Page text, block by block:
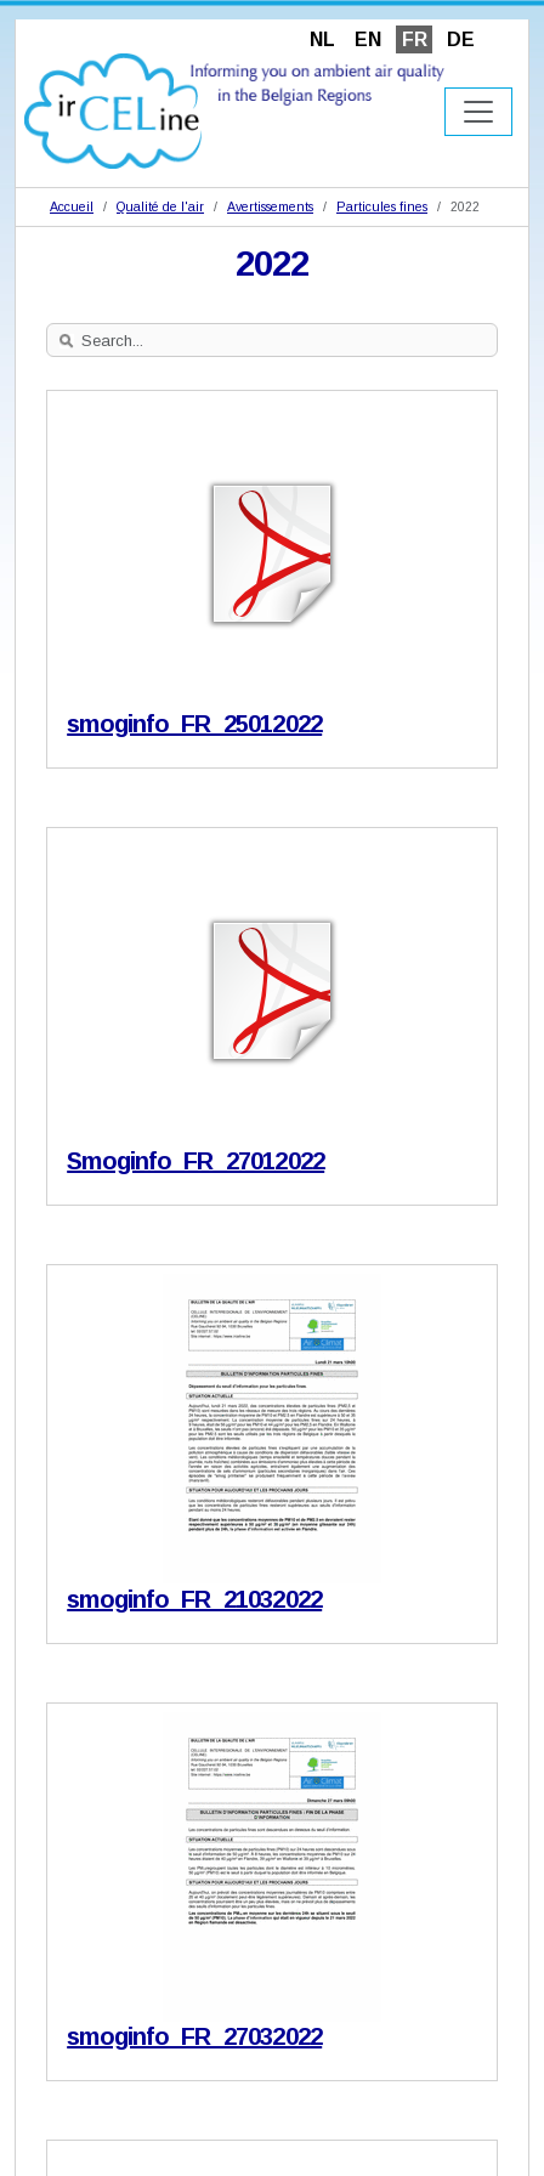
NL EN FR DE
Accueil Qualité de l'air Avertissements Particules fines 2022
2022
Search
Site
smoginfo_FR_25012022
Smoginfo_FR_27012022
smoginfo_FR_21032022
smoginfo_FR_27032022